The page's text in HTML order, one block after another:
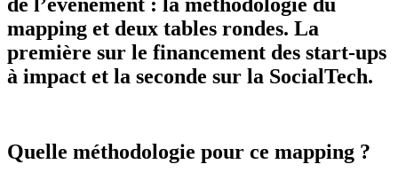
mapping et deux tables rondes. La
première sur le financement des start-ups
à impact et la seconde sur la SocialTech.
Quelle méthodologie pour ce mapping ?